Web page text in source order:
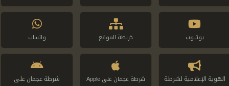
يوتيوب خريطة الموقع واتساب
الهوية الإعلامية لشرطة
شرطة عجمان على Apple
شرطة عجمان على